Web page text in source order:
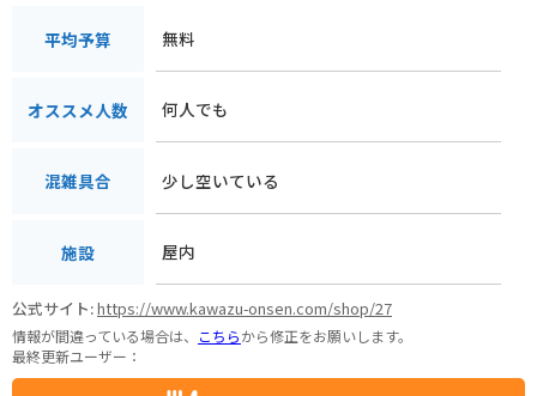
平均予算 無料
オススメ人数 何人でも
混雑具合 少し空いている
施設 屋内
公式サイト:https://www.kawazu-onsen.com/shop/27
情報が間違っている場合は、 こちらから修正をお願いします。
最終更新ユーザー：